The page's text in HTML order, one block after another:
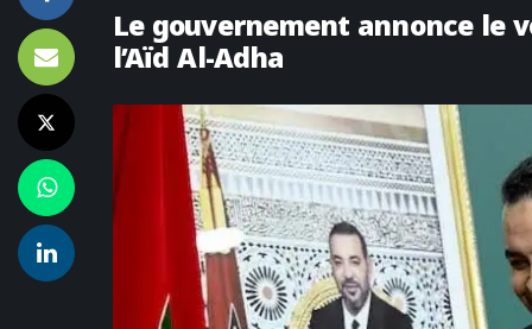
Le gouvernement annonce le
l’Aïd Al-Adha